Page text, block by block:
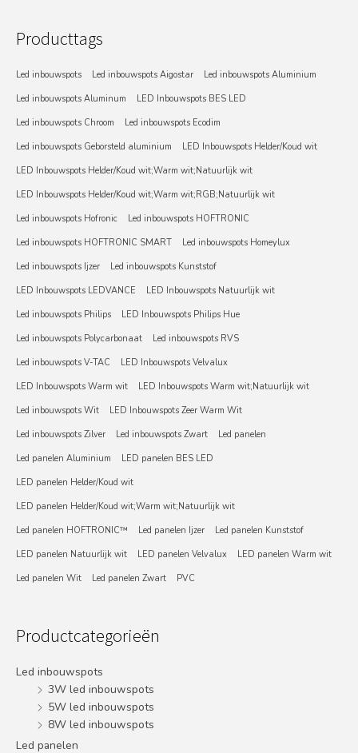
Producttags
Led inbouwspots Led inbouwspots Aigostar
Led inbouwspots Aluminium
Led inbouwspots Aluminum
LED Inbouwspots BES LED
Led inbouwspots Chroom
Led inbouwspots Ecodim
Led inbouwspots Geborsteld aluminium
LED Inbouwspots Helder/Koud wit
LED Inbouwspots Helder/Koud wit;Warm wit;Natuurlijk wit
LED Inbouwspots Helder/Koud wit;Warm wit;RGB;Natuurlijk wit
Led inbouwspots Hofronic
Led inbouwspots HOFTRONIC
Led inbouwspots HOFTRONIC SMART
Led inbouwspots Homeylux
Led inbouwspots Ijzer
Led inbouwspots Kunststof
LED Inbouwspots LEDVANCE
LED Inbouwspots Natuurlijk wit
Led inbouwspots Philips
LED Inbouwspots Philips Hue
Led inbouwspots Polycarbonaat
Led inbouwspots RVS
Led inbouwspots V-TAC
LED Inbouwspots Velvalux
LED Inbouwspots Warm wit
LED Inbouwspots Warm wit;Natuurlijk wit
Led inbouwspots Wit
LED Inbouwspots Zeer Warm Wit
Led inbouwspots Zilver
Led inbouwspots Zwart
Led panelen
Led panelen Aluminium
LED panelen BES LED
LED panelen Helder/Koud wit
LED panelen Helder/Koud wit;Warm wit;Natuurlijk wit
Led panelen HOFTRONIC™
Led panelen Ijzer
Led panelen Kunststof
LED panelen Natuurlijk wit
LED panelen Velvalux
LED panelen Warm wit
Led panelen Wit
Led panelen Zwart PVC
Productcategorieën
Led inbouwspots
3W led inbouwspots
5W led inbouwspots
8W led inbouwspots
Led panelen